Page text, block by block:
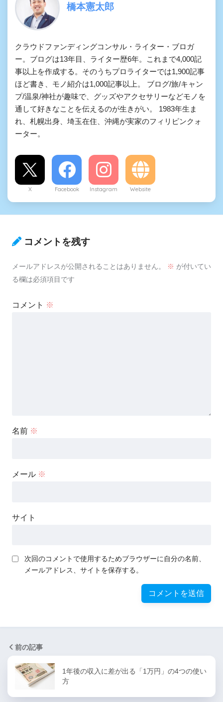
橋本憲太郎
クラウドファンディングコンサル・ライター・ブロガ
ー。ブログは13年目、ライター歴6年。これまで4,000記
事以上を作成する。そのうちプロライターでは1,900記事
ほど書き、モノ紹介は1,000記事以上。 ブログ/旅/キャン
プ/温泉/神社が趣味で、グッズやアクセサリーなどモノを
通して好きなことを伝えるのが生きがい。 1983年生ま
れ、札幌出身、埼玉在住、沖縄が実家のフィリピンクォ
ーター。
X Facebook Instagram Website
コメントを残す
メールアドレスが公開されることはありません。 ※ が付いてい
る欄は必須項目です
コメント ※
名前 ※
メール ※
サイト
次回のコメントで使用するためブラウザーに自分の名前、
メールアドレス、サイトを保存する。
前の記事
1年後の収入に差が出る「1万円」の4つの使い
方